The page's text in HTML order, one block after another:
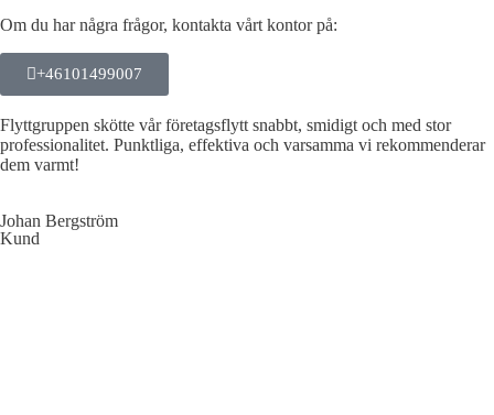
Om du har några frågor, kontakta vårt kontor på:
+46101499007
Flyttgruppen skötte vår företagsflytt snabbt, smidigt och med stor
professionalitet. Punktliga, effektiva och varsamma vi rekommenderar
dem varmt!
Johan Bergström
Kund